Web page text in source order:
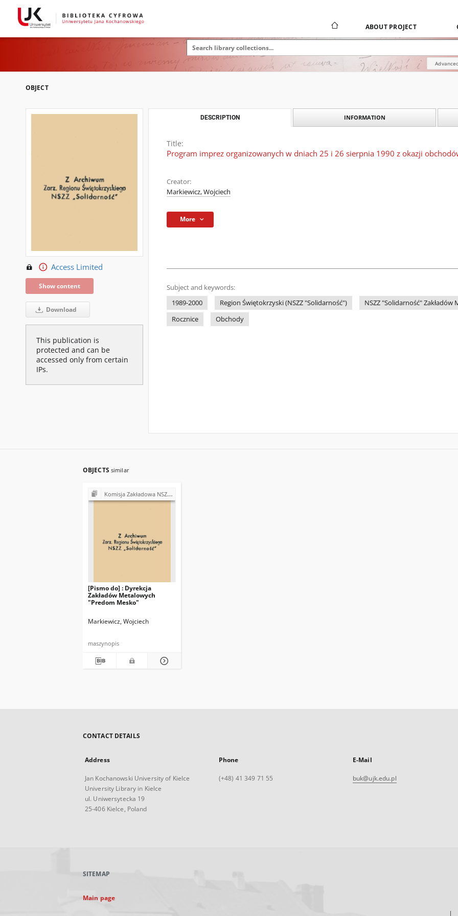
ABOUT PROJECT
OBJECT
Access Limited
Show content
Download
This publication is
protected and can be
accessed only from certain
IPs.
DESCRIPTION INFORMATION
Title:
Program imprez organizowanych w dniach 25 i 26 sierpnia 1990 z okazji
Creator:
Markiewicz, Wojciech
More
Subject and keywords:
1989-2000
Region Świętokrzyski (NSZZ "Solidarność")
NSZZ "Solidarność"
Rocznice
Obchody
OBJECTS similar
Komisja Zakładowa NSZZ "Solidarność" w Zakładach Metalowych "Predom-Mesko" w Skarżysku-Kamiennej
[Pismo do] : Dyrekcja
Zakładów Metalowych
"Predom Mesko"
Markiewicz, Wojciech
maszynopis
CONTACT DETAILS
Address
Jan Kochanowski University of Kielce
University Library in Kielce
ul. Uniwersytecka 19
25-406 Kielce, Poland
Phone
(+48) 41 349 71 55
E-Mail
buk@ujk.edu.pl
SITEMAP
Main page